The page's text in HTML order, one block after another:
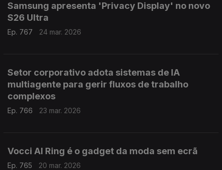
Samsung apresenta 'Privacy Display' no novo
S26 Ultra
Ep. 767 24 mar. 2026
Setor corporativo adota sistemas de IA
multiagente para gerir fluxos de trabalho
complexos
Ep. 766 23 mar. 2026
Vocci AI Ring é o gadget da moda sem ecrã
Ep. 765 20 mar. 2026